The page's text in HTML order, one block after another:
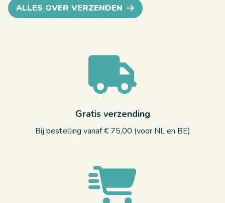
ALLES OVER VERZENDEN
Gratis verzending
Bij bestelling vanaf € 75,00 (voor NL en BE)